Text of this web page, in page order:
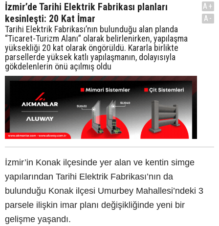
İzmir’de Tarihi Elektrik Fabrikası planları
kesinleşti: 20 Kat İmar
Tarihi Elektrik Fabrikası’nın bulunduğu alan planda
“Ticaret-Turizm Alanı” olarak belirlenirken, yapılaşma
yüksekliği 20 kat olarak öngörüldü. Kararla birlikte
parsellerde yüksek katlı yapılaşmanın, dolayısıyla
gökdelenlerin önü açılmış oldu
A+
A-
İzmir’in Konak ilçesinde yer alan ve kentin simge
yapılarından Tarihi Elektrik Fabrikası’nın da
bulunduğu Konak ilçesi Umurbey Mahallesi’ndeki 3
parsele ilişkin imar planı değişikliğinde yeni bir
gelişme yaşandı.